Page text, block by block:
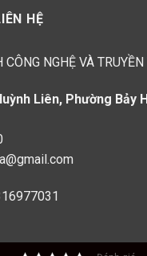
HỆ
CÔNG NGHỆ VÀ
Liên, Phường Bảy